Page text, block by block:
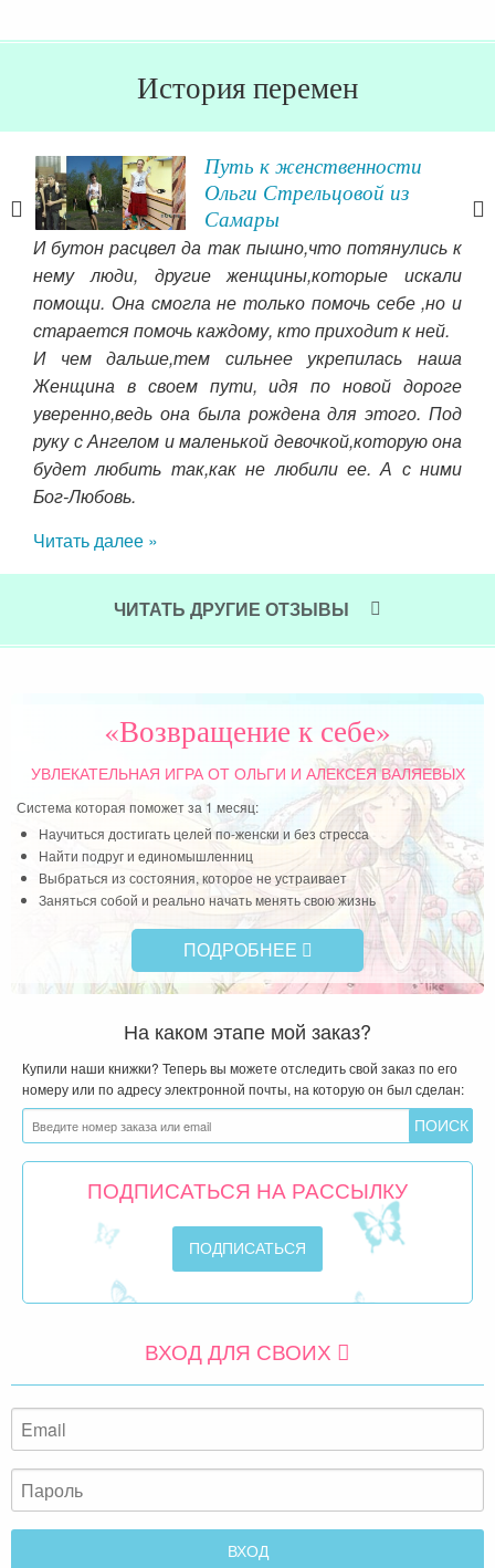
История перемен
Путь к женственности
Ольги Стрельцовой из
Самары
И бутон расцвел да так пышно,что потянулись к
нему люди, другие женщины,которые искали
помощи. Она смогла не только помочь себе ,но и
старается помочь каждому, кто приходит к ней.
И чем дальше,тем сильнее укрепилась наша
Женщина в своем пути, идя по новой дороге
уверенно,ведь она была рождена для этого. Под
руку с Ангелом и маленькой девочкой,которую она
будет любить так,как не любили ее. А с ними
Бог-Любовь.
Читать далее »
ЧИТАТЬ ДРУГИЕ ОТЗЫВЫ
«Возвращение к себе»
УВЛЕКАТЕЛЬНАЯ ИГРАОТ ОЛЬГИ И АЛЕКСЕЯ ВАЛЯЕВЫХ
Система которая поможет за 1 месяц:
Научиться достигать целей по-женски и без стресса
Найти подруг и единомышленниц
Выбраться из состояния, которое не устраивает
Заняться собой и реально начать менять свою жизнь
ПОДРОБНЕЕ
На каком этапе мой заказ?
Купили наши книжки? Теперь вы можете отследить свой заказ по его
номеру или по адресу электронной почты, на которую он был сделан:
ПОДПИСАТЬСЯ НА РАССЫЛКУ
ВХОД ДЛЯ СВОИХ